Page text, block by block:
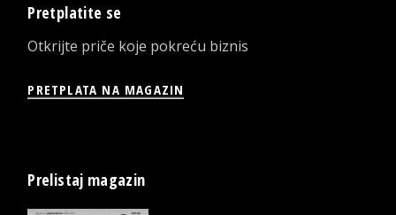
Pretplatite se
Otkrijte priče koje pokreću biznis
PRETPLATA NA MAGAZIN
Prelistaj magazin